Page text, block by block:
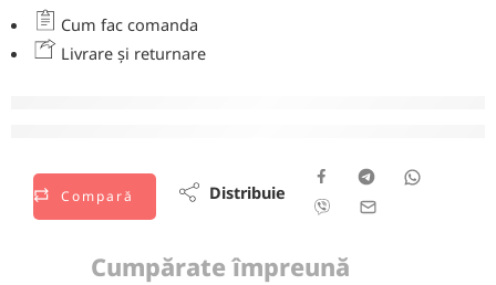
Cum fac comanda
Livrare și returnare
Compară Distribuie
Cumpărate împreună